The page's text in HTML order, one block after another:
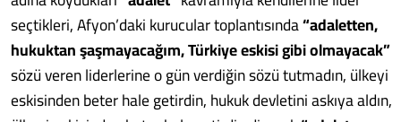
seçtikleri, Afyon’daki kurucular toplantısında“adaletten,
hukuktan şaşmayacağım, Türkiye eskisi gibi olmayacak”
sözü veren liderlerine o gün verdiğin sözü tutmadın, ülkeyi
eskisinden beter hale getirdin, hukuk devletini askıya aldın,